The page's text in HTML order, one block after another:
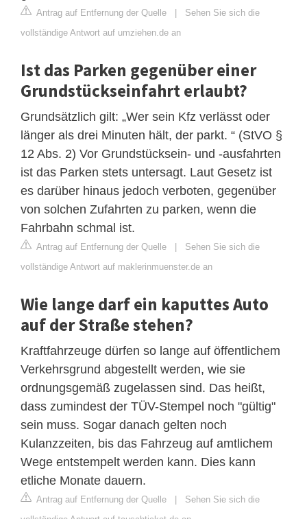
Antrag auf Entfernung der Quelle | Sehen Sie sich die
vollständige Antwort auf umziehen.de an
Ist das Parken gegenüber einer
Grundstückseinfahrt erlaubt?
Grundsätzlich gilt: „Wer sein Kfz verlässt oder
länger als drei Minuten hält, der parkt. “ (StVO §
12 Abs. 2) Vor Grundstücksein- und -ausfahrten
ist das Parken stets untersagt. Laut Gesetz ist
es darüber hinaus jedoch verboten, gegenüber
von solchen Zufahrten zu parken, wenn die
Fahrbahn schmal ist.
Antrag auf Entfernung der Quelle | Sehen Sie sich die
vollständige Antwort auf maklerinmuenster.de an
Wie lange darf ein kaputtes Auto
auf der Straße stehen?
Kraftfahrzeuge dürfen so lange auf öffentlichem
Verkehrsgrund abgestellt werden, wie sie
ordnungsgemäß zugelassen sind. Das heißt,
dass zumindest der TÜV-Stempel noch "gültig"
sein muss. Sogar danach gelten noch
Kulanzzeiten, bis das Fahrzeug auf amtlichem
Wege entstempelt werden kann. Dies kann
etliche Monate dauern.
Antrag auf Entfernung der Quelle | Sehen Sie sich die